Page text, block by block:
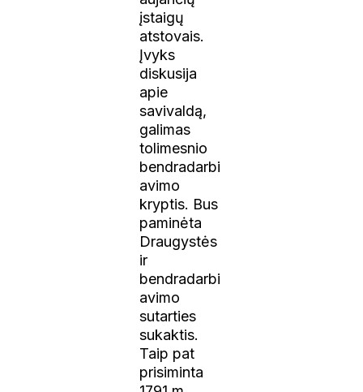
įstaigų
atstovais.
Įvyks
diskusija
apie
savivaldą,
galimas
tolimesnio
bendradarbi
avimo
kryptis. Bus
paminėta
Draugystės
ir
bendradarbi
avimo
sutarties
sukaktis.
Taip pat
prisiminta